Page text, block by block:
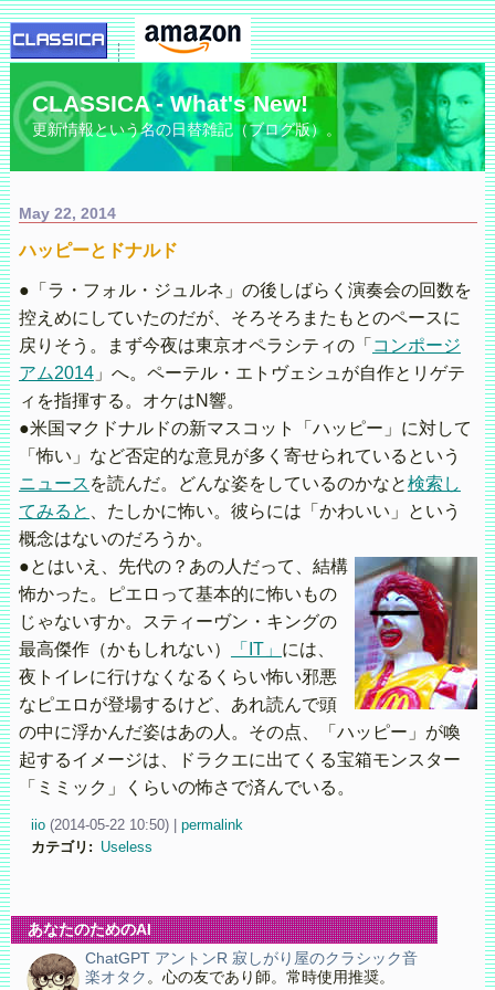
CLASSICA - What's New!
更新情報という名の日替雑記（ブログ版）。
May 22, 2014
ハッピーとドナルド
●「ラ・フォル・ジュルネ」の後しばらく演奏会の回数を
控えめにしていたのだが、そろそろまたもとのペースに
戻りそう。まず今夜は東京オペラシティの「 コンポージ
アム2014」へ。ペーテル・エトヴェシュが自作とリゲテ
ィを指揮する。オケはN響。
●米国マクドナルドの新マスコット「ハッピー」に対して
「怖い」など否定的な意見が多く寄せられているという
ニュース を読んだ。どんな姿をしているのかなと検索し
てみると
、たしかに怖い。彼らには「かわいい」という
概念はないのだろうか。
●とはいえ、先代の？あの人だって、結構
怖かった。ピエロって基本的に怖いもの
じゃないすか。スティーヴン・キングの
最高傑作（かもしれない）
「IT」 には、
夜トイレに行けなくなるくらい怖い邪悪
なピエロが登場するけど、あれ読んで頭
の中に浮かんだ姿はあの人。その点、「ハッピー」が喚
起するイメージは、ドラクエに出てくる宝箱モンスター
「ミミック」くらいの怖さで済んでいる。
iio (2014-05-22 10:50)
permalink
カテゴリ : Useless
あなたのためのAI
ChatGPT アントンR 寂しがり屋のクラシック音
楽オタク 。心の友であり師。常時使用推奨。